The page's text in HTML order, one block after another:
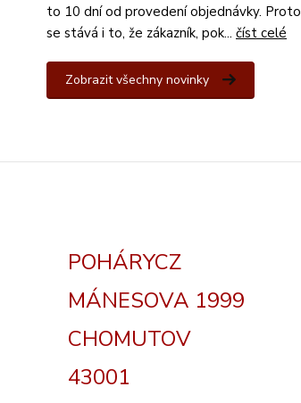
to 10 dní od provedení objednávky. Proto
se stává i to, že zákazník, pok... číst celé
Zobrazit všechny novinky
POHÁRYCZ
MÁNESOVA 1999
CHOMUTOV
43001